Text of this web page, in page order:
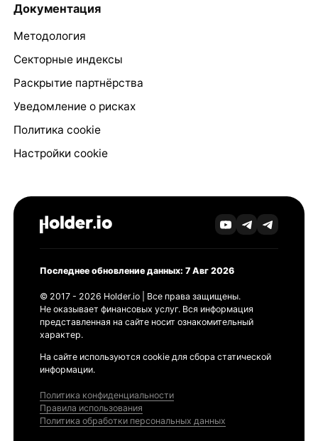
Документация
Методология
Секторные индексы
Раскрытие партнёрства
Уведомление о рисках
Политика cookie
Настройки cookie
Последнее обновление данных: 7 Авг 2026
© 2017 - 2026 Holder.io | Все права защищены.
Не оказывает финансовых услуг. Вся информация
представленная на сайте носит ознакомительный
характер.
На сайте используются cookie для сбора статической
информации.
Политика конфиденциальности
Правила использования
Политика обработки персональных данных